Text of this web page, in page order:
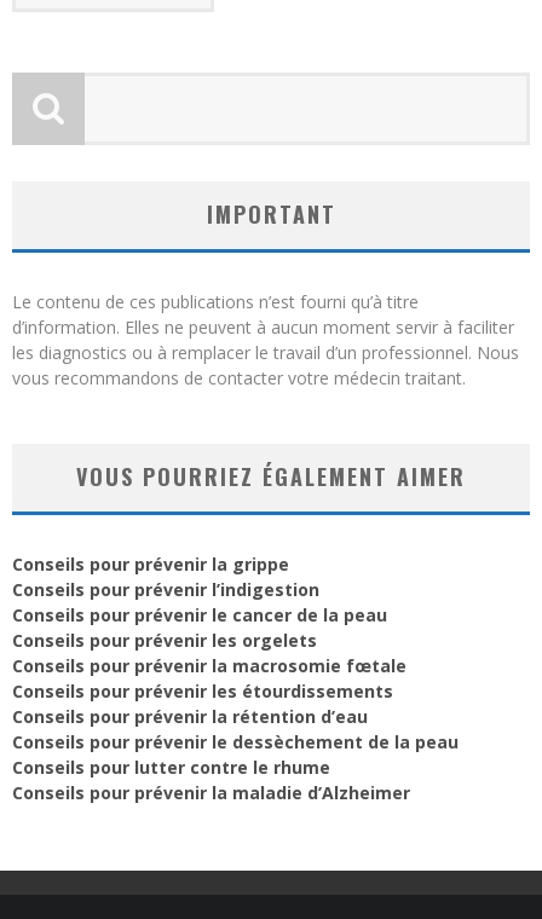
IMPORTANT
Le contenu de ces publications n’est fourni qu’à titre
d’information. Elles ne peuvent à aucun moment servir à faciliter
les diagnostics ou à remplacer le travail d’un professionnel. Nous
vous recommandons de contacter votre médecin traitant.
VOUS POURRIEZ ÉGALEMENT AIMER
Conseils pour prévenir la grippe
Conseils pour prévenir l’indigestion
Conseils pour prévenir le cancer de la peau
Conseils pour prévenir les orgelets
Conseils pour prévenir la macrosomie fœtale
Conseils pour prévenir les étourdissements
Conseils pour prévenir la rétention d’eau
Conseils pour prévenir le dessèchement de la peau
Conseils pour lutter contre le rhume
Conseils pour prévenir la maladie d’Alzheimer